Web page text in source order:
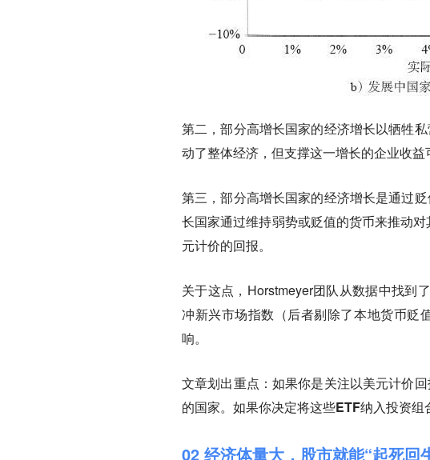
第二，部分高增长国家的经济增长以牺牲私
动了整体经济，但支撑这一增长的企业收
第三，部分高增长国家的经济增长是通过
长国家通过维持弱势或贬值的货币来推动
元计价的回报。
关于这点，Horstmeyer团队从数据中找
冲新兴市场指数（后者剔除了本地货币贬
响。
文章划出重点：如果你是关注以美元计价
的国家。如果你决定将这些ETF纳入投资组
02 经济体量大，股市就能“起死回